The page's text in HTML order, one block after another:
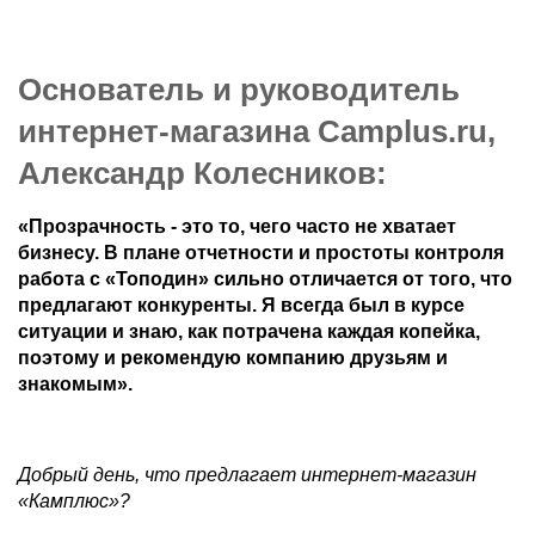
Основатель и руководитель
интернет-магазина Camplus.ru,
Александр Колесников:
«Прозрачность - это то, чего часто не хватает
бизнесу. В плане отчетности и простоты контроля
работа с «Топодин» сильно отличается от того, что
предлагают конкуренты. Я всегда был в курсе
ситуации и знаю, как потрачена каждая копейка,
поэтому и рекомендую компанию друзьям и
знакомым».
Добрый день, что предлагает интернет-магазин
«Камплюс»?